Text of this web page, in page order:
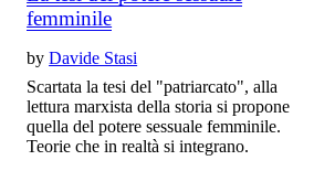
femminile
byDavide Stasi
Scartata la tesi del "patriarcato", alla
lettura marxista della storia si propone
quella del potere sessuale femminile.
Teorie che in realtà si integrano.